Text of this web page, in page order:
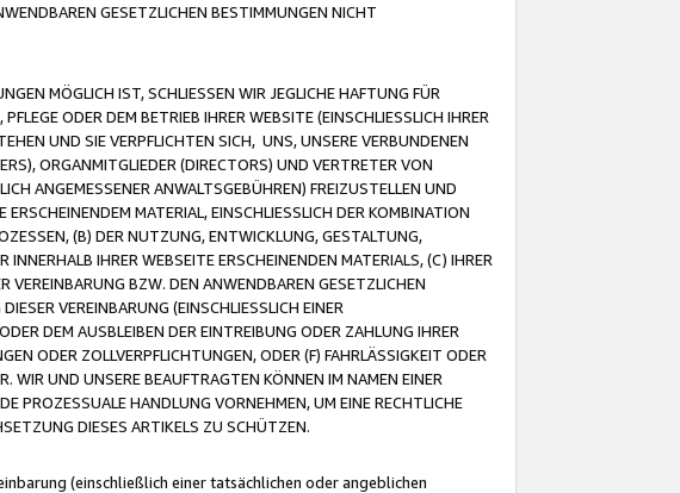
GESETZLICHEN BESTIMMUNGEN NICHT
MÖGLICH IST, SCHLIESSEN WIR JEGLICHE HAFTUNG FÜR
ODER DEM BETRIEB IHRER WEBSITE (EINSCHLIESSLICH IHRER
UND SIE VERPFLICHTEN SICH, UNS, UNSERE VERBUNDENEN
ORGANMITGLIEDER (DIRECTORS) UND VERTRETER VON
ANGEMESSENER ANWALTSGEBÜHREN) FREIZUSTELLEN UND
MATERIAL, EINSCHLIESSLICH DER KOMBINATION
(B) DER NUTZUNG, ENTWICKLUNG, GESTALTUNG,
IHRER WEBSEITE ERSCHEINENDEN MATERIALS, (C) IHRER
BZW. DEN ANWENDBAREN GESETZLICHEN
VEREINBARUNG (EINSCHLIESSLICH EINER
DEM AUSBLEIBEN DER EINTREIBUNG ODER ZAHLUNG IHRER
ODER ZOLLVERPFLICHTUNGEN, ODER (F) FAHRLÄSSIGKEIT ODER
WIR UND UNSERE BEAUFTRAGTEN KÖNNEN IM NAMEN EINER
PROZESSUALE HANDLUNG VORNEHMEN, UM EINE RECHTLICHE
DIESES ARTIKELS ZU SCHÜTZEN.
(einschließlich einer tatsächlichen oder angeblichen